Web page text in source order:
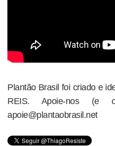
Plantão Brasil foi criado e
REIS. Apoie-nos (e
apoie@plantaobrasil.net